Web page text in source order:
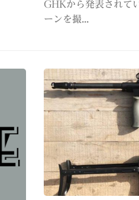
GHKから発表されて
ーンを撮...